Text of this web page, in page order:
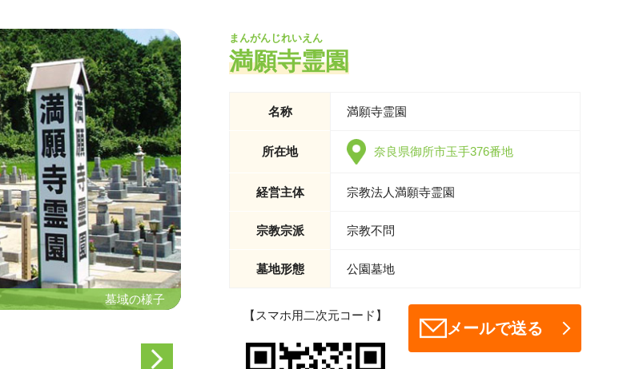
墓域の様子
墓域の様子
まんがんじれいえん
満願寺霊園
名称 満願寺霊園
所在地 奈良県御所市玉手376番地
経営主体 宗教法人満願寺霊園
宗教宗派 宗教不問
墓地形態 公園墓地
【スマホ用二次元コード】
メールで送る